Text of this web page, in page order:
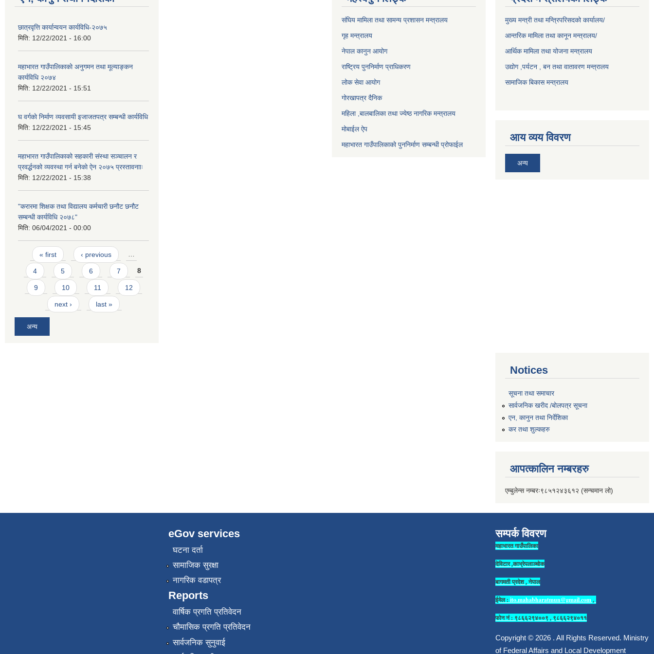
छात्रवृत्ति कार्यान्वयन कार्यविधि-२०७५
मिति: 12/22/2021 - 16:00
महाभारत गाउँपालिकाकाे अनुगमन तथा मूल्याङ्कन
कार्यविधि ‍‍२०७४
मिति: 12/22/2021 - 15:51
घ वर्गकाे निर्माण व्यवसायी इजाजतपत्र सम्बन्धी कार्यविधि
मिति: 12/22/2021 - 15:45
महाभारत गाउँपालिकाको सहकारी संस्था सञ्चालन र
प्रवर्द्धनको व्यवस्था गर्न बनेकाे ऐन २०७५ प्रस्तावनााः
मिति: 12/22/2021 - 15:38
"करारमा शिक्षक तथा विद्यालय कर्मचारी छनौट छनौट
सम्बन्धी कार्यविधि २०७८"
मिति: 06/04/2021 - 00:00
Pages
« first ‹ previous …
4 5 6 7 8
9 10 11 12
next › last »
अन्य
संघिय मामिला तथा सामन्य प्रशासन मन्त्रालय
गृह मन्त्रालय
नेपाल कानुन आयोग
राष्ट्रिय पुननिर्माण प्राधिकरण
लोक सेवा आयोग
गोरखापत्र दैनिक
महिला ,बालबालिका तथा ज्येष्ठ नागरिक मन्त्रालय
मोबाईल ऐप
महाभारत गाउँपालिकाको पुननिर्माण सम्बन्धी प्रोफाईल
मुख्य मन्त्री तथा मन्त्रिपरिसदको कार्यालय/
आन्तरिक मामिला तथा कानून मन्त्रालय/
आर्थिक मामिला तथा योजना मन्त्रालय
उद्योग ,पर्यटन , बन तथा वातावरण मन्त्रालय
सामाजिक बिकास मन्त्रालय
आय व्यय विवरण
अन्य
Notices
सूचना तथा समाचार
सार्वजनिक खरीद /बोलपत्र सूचना
एन, कानुन तथा निर्देशिका
कर तथा शुल्कहरु
आपत्कालिन नम्बरहरु
एम्बुलेन्स नम्बरः९८५१२४३६१२ (सन्चमान लो)
eGov services
घटना दर्ता
सामाजिक सुरक्षा
नागरिक वडापत्र
Reports
वार्षिक प्रगति प्रतिवेदन
चौमासिक प्रगति प्रतिवेदन
सार्वजनिक सुनुवाई
सम्पर्क विवरण
महाभारत गाउँपालिका
देविटार ,काभ्रेपलाञ्चोक
बागमती प्रदेश , नेपाल
ईमेल : ito.mahabharatmun@gmail.com,
फोन नं : ९८६६२९४००९ , ९८६६२९४०११
Copyright © 2026 . All Rights Reserved. Ministry
of Federal Affairs and Local Development